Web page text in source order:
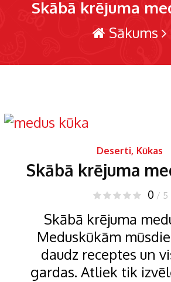
Skābā krējuma
Sākums
Deserti, Kūkas
Skābā krējuma
0 / 5
Skābā krējuma
Meduskūkām
daudz receptes un
gardas. Atliek tik